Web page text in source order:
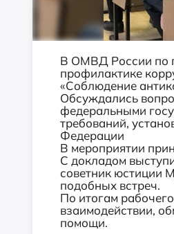
В ОМВД России по
профилактике
«Соблюдение
Обсуждались
федеральными
требований,
Федерации
В мероприятии
С докладом
советник юстиции
подобных встреч.
По итогам
взаимодействии,
помощи.